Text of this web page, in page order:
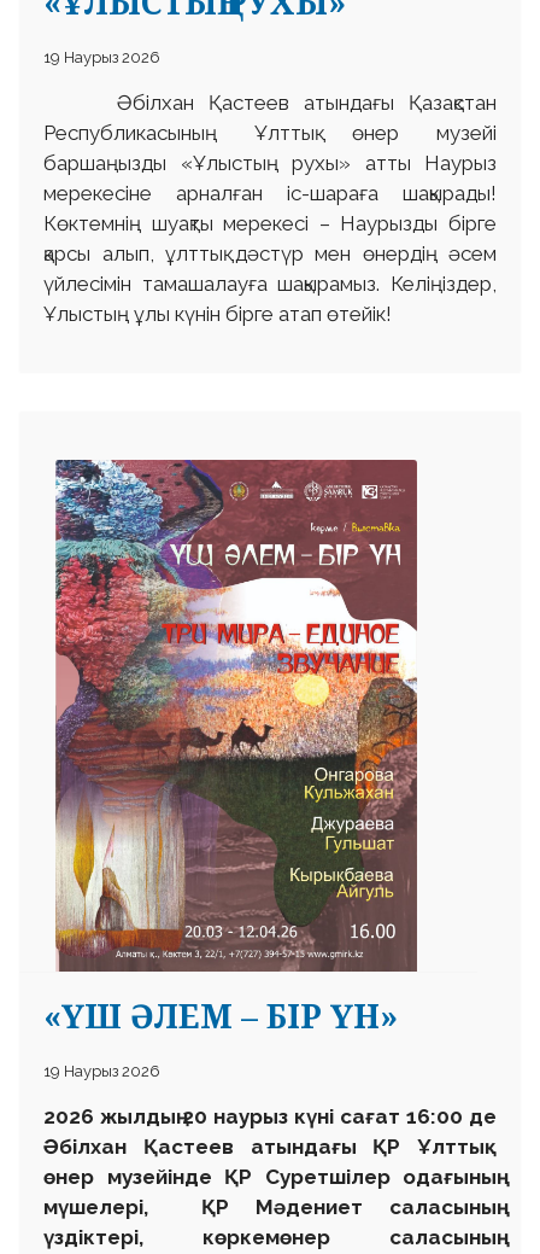
19 Наурыз 2026
Әбілхан Қастеев атындағы Қазақстан
Республикасының Ұлттық өнер музейі
баршаңызды «Ұлыстың рухы» атты Наурыз
мерекесіне арналған іс-шараға шақырады!
Көктемнің шуақты мерекесі – Наурызды бірге
қарсы алып, ұлттық дәстүр мен өнердің әсем
үйлесімін тамашалауға шақырамыз. Келіңіздер,
Ұлыстың ұлы күнін бірге атап өтейік!
«ҮШ ӘЛЕМ – БІР ҮН»
19 Наурыз 2026
2026 жылдың 20 наурыз күні сағат 16:00 де
Әбілхан Қастеев атындағы ҚР Ұлттық
өнер музейінде ҚР Суретшілер одағының
мүшелері, ҚР Мәдениет саласының
үздіктері, көркемөнер саласының